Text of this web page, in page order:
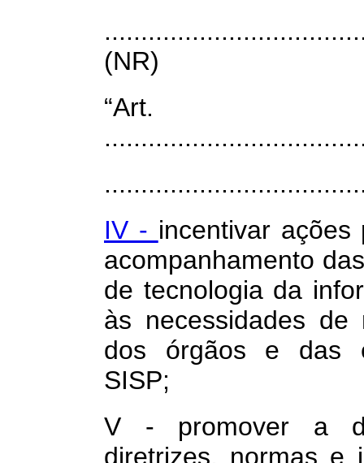
(NR)
IV - incentivar
acompanhamento
de tecnologia da
às necessidades de
dos órgãos e das
SISP;
V - promover a
diretrizes, normas e